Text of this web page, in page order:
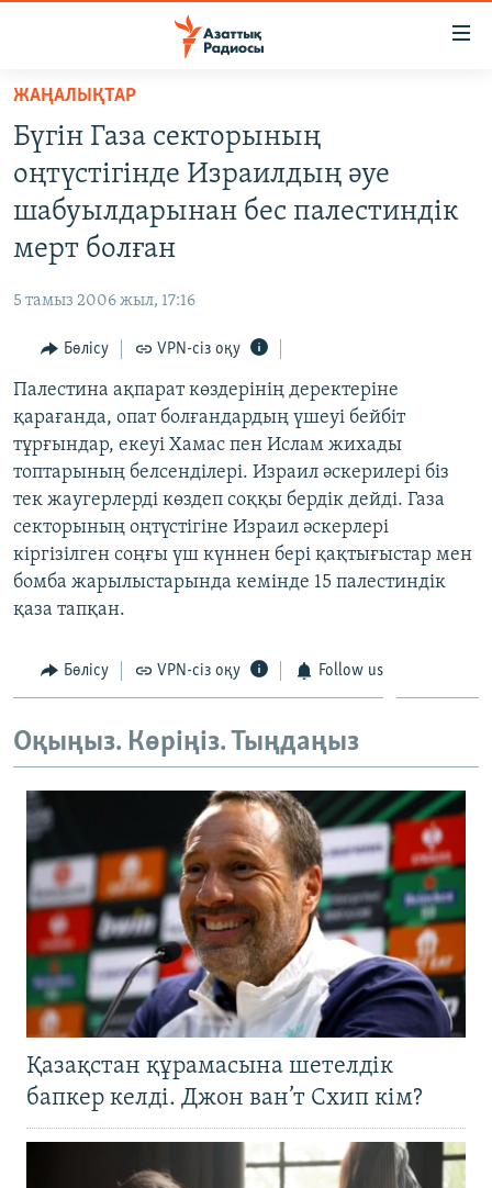
Skip
main
content
to
main
Skip
Search
САЯСАТ
AZATTYQTV
ҚАҢТАР ОҚИҒАСЫ
ӘЛЕМ
АРНАЙЫ ЖОБАЛАР
Русский
ЖАЗЫЛЫҢЫЗ
Басқа тілдерде
ЖАҢАЛЫҚТАР
Бүгін Газа секторының
оңтүстігінде Израилдың әуе
шабуылдарынан бес палестиндік
мерт болған
5 тамыз 2006 жыл, 17:16
Бөлісу VPN-сіз оқу
Палестина ақпарат көздерінің деректеріне
қарағанда, опат болғандардың үшеуі бейбіт
тұрғындар, екеуі Хамас пен Ислам жихады
топтарының белсенділері. Израил әскерилері біз
тек жаугерлерді көздеп соққы бердік дейді. Газа
секторының оңтүстігіне Израил әскерлері
кіргізілген соңғы үш күннен бері қақтығыстар мен
бомба жарылыстарында кемінде 15 палестиндік
қаза тапқан.
Бөлісу VPN-сіз оқу Follow us
Оқыңыз. Көріңіз. Тыңдаңыз
Қазақстан құрамасына шетелдік
бапкер келді. Джон ван’т Схип кім?